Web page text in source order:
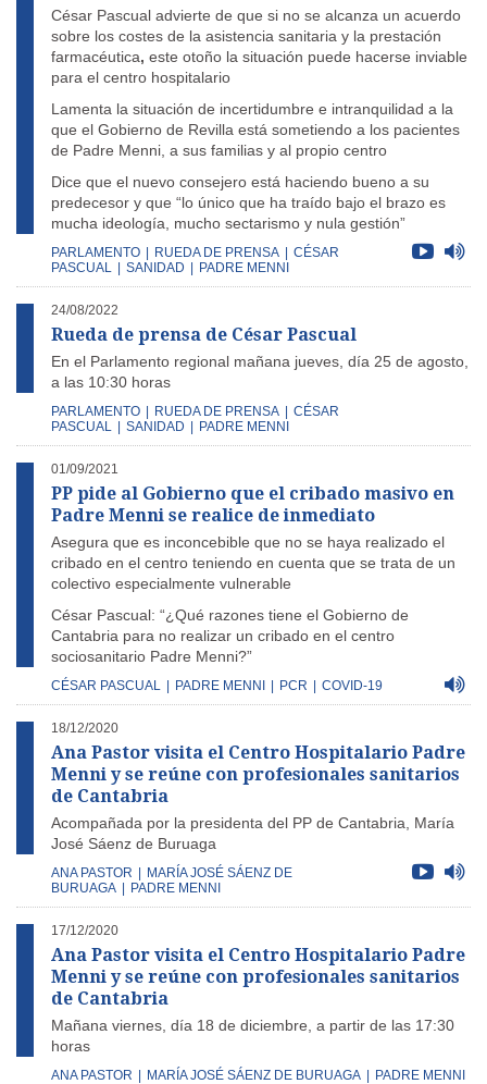
César Pascual advierte de que si no se alcanza un acuerdo
sobre los costes de la asistencia sanitaria y la prestación
farmacéutica, este otoño la situación puede hacerse inviable
para el centro hospitalario
Lamenta la situación de incertidumbre e intranquilidad a la
que el Gobierno de Revilla está sometiendo a los pacientes
de Padre Menni, a sus familias y al propio centro
Dice que el nuevo consejero está haciendo bueno a su
predecesor y que “lo único que ha traído bajo el brazo es
mucha ideología, mucho sectarismo y nula gestión”
PARLAMENTO RUEDA DE PRENSA
CÉSAR
PASCUAL
SANIDAD PADRE MENNI
24/08/2022
Rueda de prensa de César Pascual
En el Parlamento regional mañana jueves, día 25 de agosto,
a las 10:30 horas
PARLAMENTO RUEDA DE PRENSA
CÉSAR
PASCUAL
SANIDAD PADRE MENNI
01/09/2021
PP pide al Gobierno que el cribado masivo en
Padre Menni se realice de inmediato
Asegura que es inconcebible que no se haya realizado el
cribado en el centro teniendo en cuenta que se trata de un
colectivo especialmente vulnerable
César Pascual: “¿Qué razones tiene el Gobierno de
Cantabria para no realizar un cribado en el centro
sociosanitario Padre Menni?”
CÉSAR PASCUAL PADRE MENNI PCR COVID-19
18/12/2020
Ana Pastor visita el Centro Hospitalario Padre
Menni y se reúne con profesionales sanitarios
de Cantabria
Acompañada por la presidenta del PP de Cantabria, María
José Sáenz de Buruaga
ANA PASTOR
MARÍA JOSÉ SÁENZ DE
BURUAGA
PADRE MENNI
17/12/2020
Ana Pastor visita el Centro Hospitalario Padre
Menni y se reúne con profesionales sanitarios
de Cantabria
Mañana viernes, día 18 de diciembre, a partir de las 17:30
horas
ANA PASTOR MARÍA JOSÉ SÁENZ DE BURUAGA PADRE MENNI